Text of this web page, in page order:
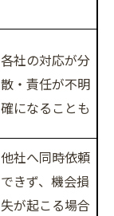
各社の対応が分
散・責任が不明
確になることも
他社へ同時依頼
できず、機会損
失が起こる場合